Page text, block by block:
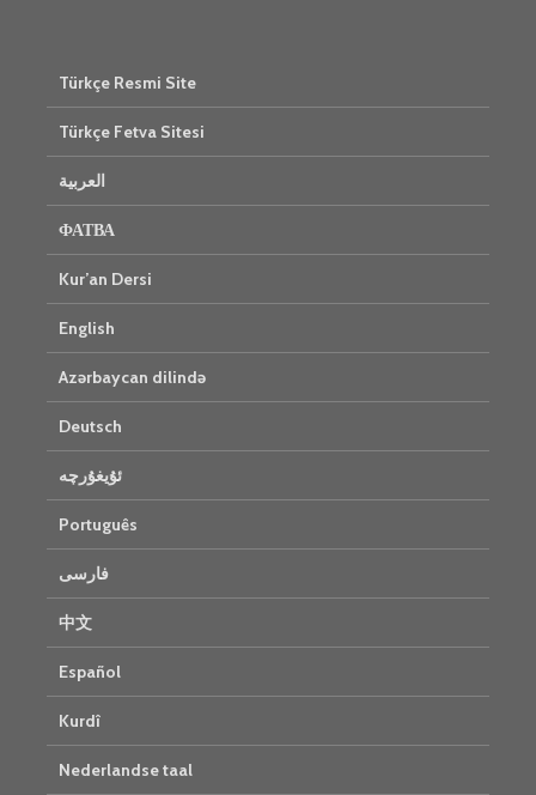
Türkçe Resmi Site
Türkçe Fetva Sitesi
العربية
ФАТВА
Kur’an Dersi
English
Azərbaycan dilində
Deutsch
ئۇيغۇرچە
Português
فارسی
中文
Español
Kurdî
Nederlandse taal